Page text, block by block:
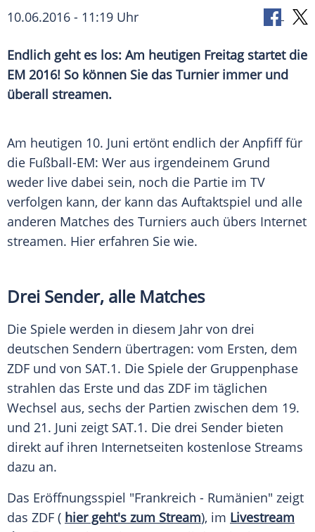
10.06.2016 - 11:19 Uhr
Endlich geht es los: Am heutigen Freitag startet die
EM 2016! So können Sie das Turnier immer und
überall streamen.
Am heutigen 10. Juni ertönt endlich der Anpfiff für
die Fußball-EM: Wer aus irgendeinem Grund
weder live dabei sein, noch die Partie im TV
verfolgen kann, der kann das Auftaktspiel und alle
anderen Matches des Turniers auch übers Internet
streamen. Hier erfahren Sie wie.
Drei Sender, alle Matches
Die Spiele werden in diesem Jahr von drei
deutschen Sendern übertragen: vom Ersten, dem
ZDF und von SAT.1. Die Spiele der Gruppenphase
strahlen das Erste und das ZDF im täglichen
Wechsel aus, sechs der Partien zwischen dem 19.
und 21. Juni zeigt SAT.1. Die drei Sender bieten
direkt auf ihren Internetseiten kostenlose Streams
dazu an.
Das Eröffnungsspiel "Frankreich - Rumänien" zeigt
das ZDF ( hier geht's zum Stream), im Livestream